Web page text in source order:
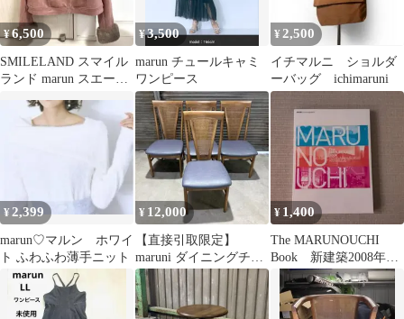
¥6,500
SMILELAND スマイル
ランド marun スエード
¥3,500
marun チュールキャミ
ワンピース
¥ 2,500
イチマルニ ショルダ
ーバッグ ichimaruni
¥2,399
marun♡マルン ホワイ
ト ふわふわ薄手ニット
¥ 12,000
【直接引取限定】
maruni ダイニングチェ
ア 4脚セット(L-0001)
¥ 1,400
The MARUNOUCHI
Book 新建築2008年6
月臨時創刊